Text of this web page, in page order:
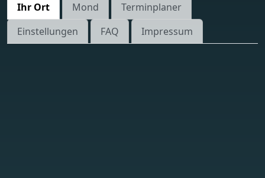
Ihr Ort Mond
Terminplaner
Einstellungen
FAQ Impressum